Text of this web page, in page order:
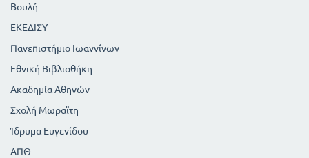
Βουλή
ΕΚΕΔΙΣΥ
Πανεπιστήμιο Ιωαννίνων
Εθνική Βιβλιοθήκη
Ακαδημία Αθηνών
Σχολή Μωραϊτη
Ίδρυμα Ευγενίδου
ΑΠΘ